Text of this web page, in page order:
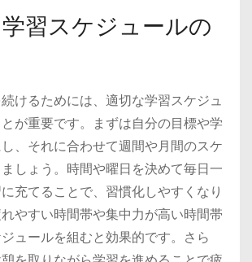
習スケジュールの
けるためには、適切な学習スケジュ
が重要です。まずは自分の目標や学
、それに合わせて週間や月間のスケ
しょう。時間や曜日を決めて毎日一
充てることで、習慣化しやすくなり
やすい時間帯や集中力が高い時間帯
ュールを組むと効果的です。さら